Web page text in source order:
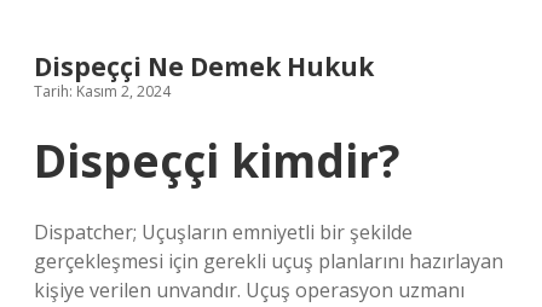
Dispeççi Ne Demek Hukuk
Tarih: Kasım 2, 2024
Dispeççi kimdir?
Dispatcher; Uçuşların emniyetli bir şekilde
gerçekleşmesi için gerekli uçuş planlarını hazırlayan
kişiye verilen unvandır. Uçuş operasyon uzmanı